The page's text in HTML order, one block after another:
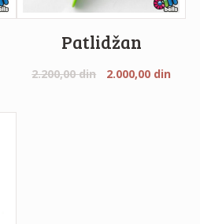
Patlidžan
2.200,00din 2.000,00 din